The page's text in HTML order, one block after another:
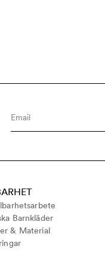
Barnkläder
& Material